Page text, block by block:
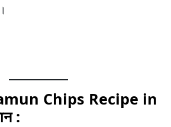
Chips Recipe in
: